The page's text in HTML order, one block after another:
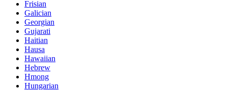
Frisian
Galician
Georgian
Gujarati
Haitian
Hausa
Hawaiian
Hebrew
Hmong
Hungarian